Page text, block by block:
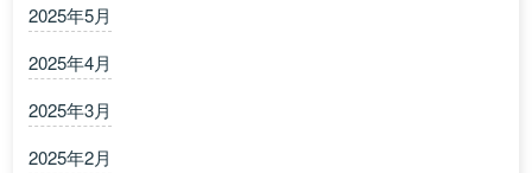
2025年5月
2025年4月
2025年3月
2025年2月